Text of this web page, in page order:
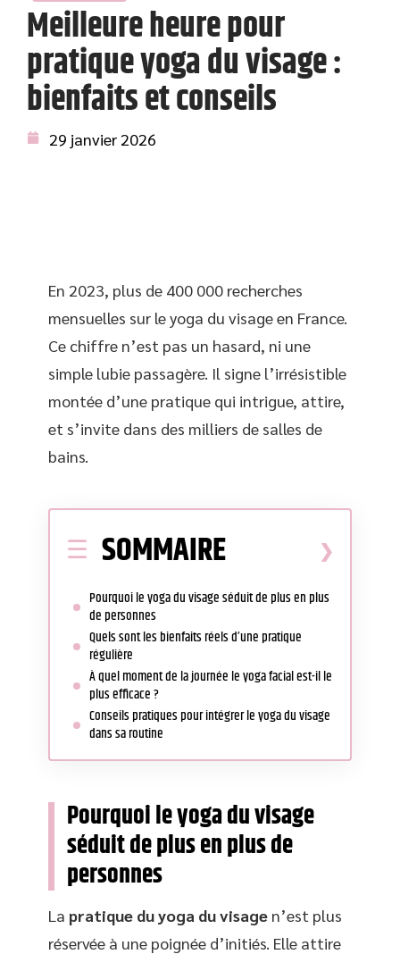
Meilleure heure pour
pratique yoga du visage :
bienfaits et conseils
29 janvier 2026
En 2023, plus de 400 000 recherches
mensuelles sur le yoga du visage en France.
Ce chiffre n’est pas un hasard, ni une
simple lubie passagère. Il signe l’irrésistible
montée d’une pratique qui intrigue, attire,
et s’invite dans des milliers de salles de
bains.
SOMMAIRE
Pourquoi le yoga du visage séduit de plus en plus
de personnes
Quels sont les bienfaits réels d’une pratique
régulière
À quel moment de la journée le yoga facial est-il le
plus efficace ?
Conseils pratiques pour intégrer le yoga du visage
dans sa routine
Pourquoi le yoga du visage
séduit de plus en plus de
personnes
La pratique du yoga du visage n’est plus
réservée à une poignée d’initiés. Elle attire